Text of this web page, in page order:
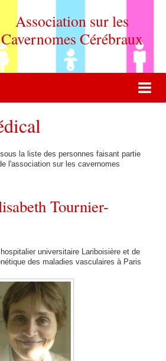
Association sur les
Cavernomes Cérébraux
la liste des personnes faisant partie
l'association sur les cavernomes
Tournier-
universitaire Lariboisière et de
des maladies vasculaires à Paris